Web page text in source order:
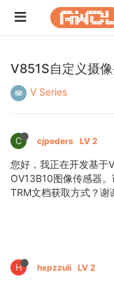
V851S自定义摄
V Series
C cjpeders LV 2
您好，我正在开发基于
OV13B10图像传感器
TRM文档获取方式？谢
H hxpzzuli LV 2